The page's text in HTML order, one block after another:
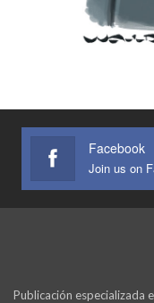
Facebook
Publicación especializada